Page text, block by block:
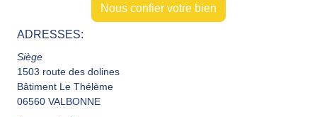
Nous confier votre bien
ADRESSES:
Siège
1503 route des dolines
Bâtiment Le Thélème
06560 VALBONNE